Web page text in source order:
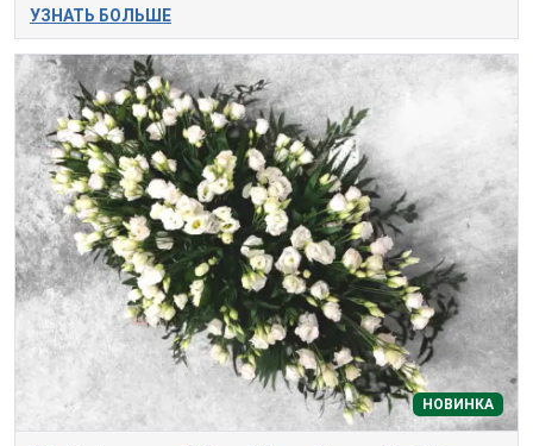
УЗНАТЬ БОЛЬШЕ
НОВИНКА